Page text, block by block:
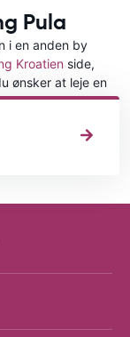
Pula
i en anden by
Kroatien side,
ønsker at leje en